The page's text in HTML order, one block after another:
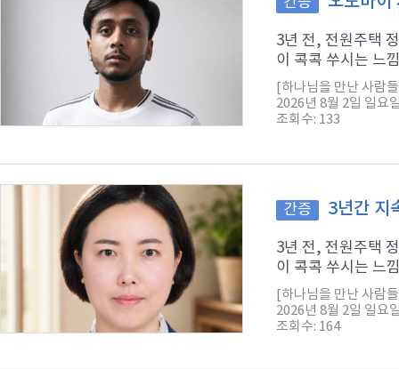
3년 전, 전원주택
이 콕콕 쑤시는 느
[하나님을 만난 사람
2026년 8월 2일 일요
조회수: 133
간증 3년간 지
3년 전, 전원주택
이 콕콕 쑤시는 느
[하나님을 만난 사람
2026년 8월 2일 일요
조회수: 164